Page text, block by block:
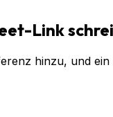
Link
hinzu, und